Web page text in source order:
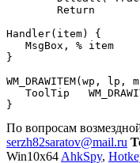
Handler(item) {
   MsgBox, % item
}
WM_DRAWITEM(wp,
ToolTip
По вопросам
serzh82saratov@mail.ru
Win10x64 AhkSpy,